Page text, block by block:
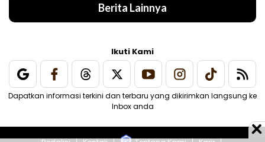
Berita Lainnya
Ikuti Kami
Dapatkan informasi terkini dan terbaru yang dikirimkan langsung ke
Inbox anda